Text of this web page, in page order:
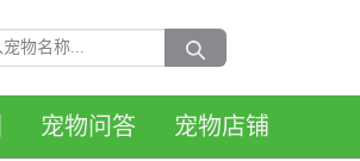
宠物问答 宠物店铺